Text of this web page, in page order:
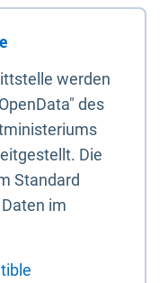
werden
des
Die
Standard
Daten im